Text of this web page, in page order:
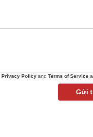
Privacy Policy and Terms of Service
Gửi